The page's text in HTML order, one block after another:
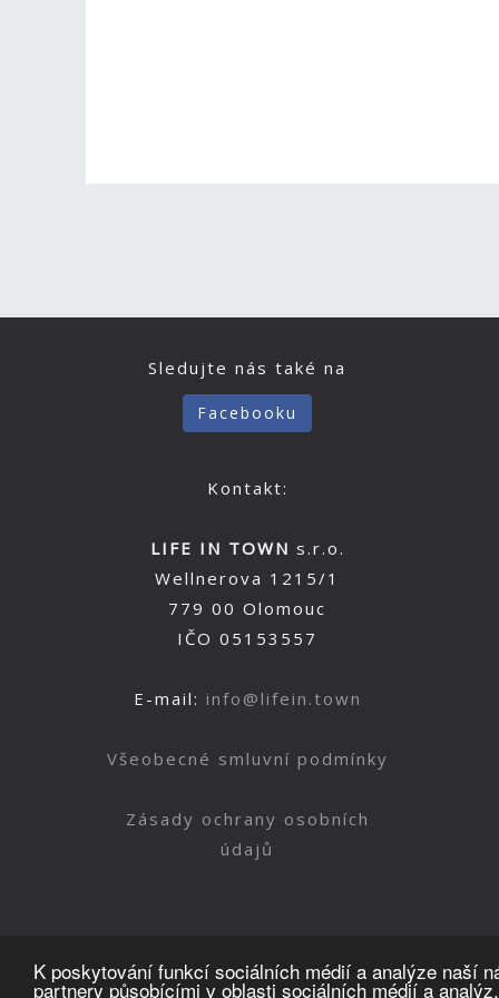
K poskytování funkcí sociálních médií a analýze naší
partnery působícími v oblasti sociálních médií a analýz.
Sledujte nás také na
Facebooku
Kontakt:
LIFE IN TOWN s.r.o.
Wellnerova 1215/1
779 00 Olomouc
IČO 05153557
E-mail: info@lifein.town
Všeobecné smluvní podmínky
Zásady ochrany osobních
údajů